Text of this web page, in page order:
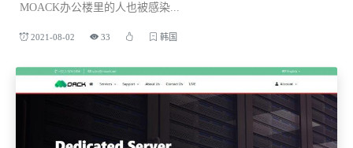
MOACK办公楼里的人也被感染...
2021-08-02 33 韩国